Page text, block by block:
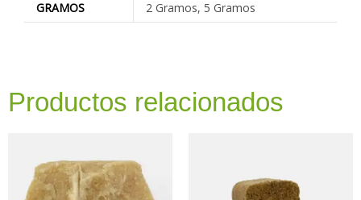
GRAMOS 2 Gramos, 5 Gramos
Productos relacionados